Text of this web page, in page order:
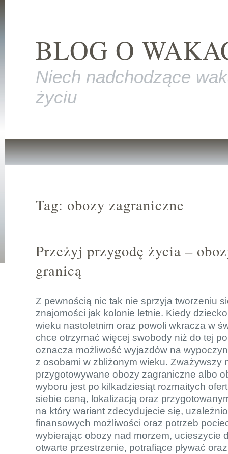
BLOG O
Niech nadchodzące
życiu
Tag: obozy zagraniczne
Przeżyj przygodę życia –
granicą
Z pewnością nic tak nie sprzyja tworzeniu
znajomości jak kolonie letnie. Kiedy
wieku nastoletnim oraz powoli wkracza w
chce otrzymać więcej swobody niż do tej
oznacza możliwość wyjazdów na
z osobami w zbliżonym wieku. Zważywszy
przygotowywane obozy zagraniczne albo
wyboru jest po kilkadziesiąt rozmaitych
siebie ceną, lokalizacją oraz
na który wariant zdecydujecie się,
finansowych możliwości oraz potrzeb
wybierając obozy nad morzem, ucieszycie
otwarte przestrzenie, potrafiące pływać